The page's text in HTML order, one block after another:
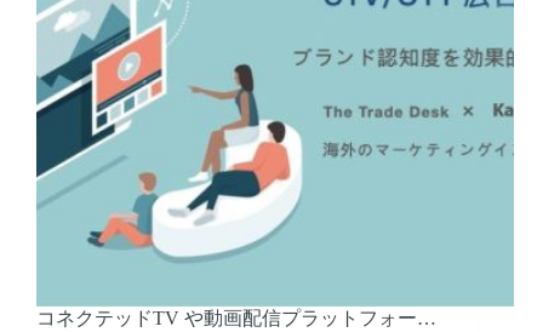
コネクテッドTV や動画配信プラットフォー…